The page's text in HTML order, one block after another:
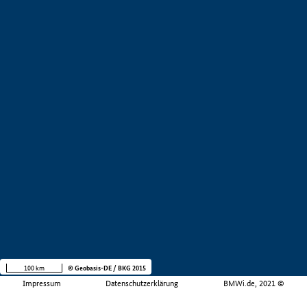
Impressum Datenschutzerklärung BMWi.de, 2021 ©
100 km © Geobasis-DE / BKG 2015